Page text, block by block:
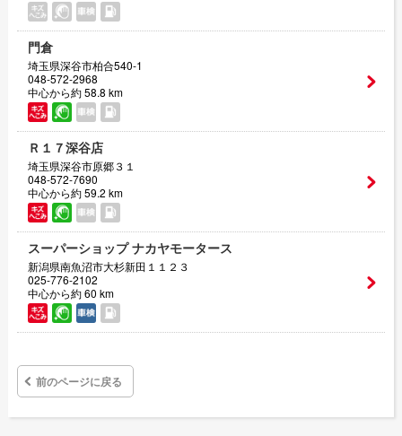
門倉
埼玉県深谷市柏合540-1
048-572-2968
中心から約 58.8 km
Ｒ１７深谷店
埼玉県深谷市原郷３１
048-572-7690
中心から約 59.2 km
スーパーショップ ナカヤモータース
新潟県南魚沼市大杉新田１１２３
025-776-2102
中心から約 60 km
前のページに戻る